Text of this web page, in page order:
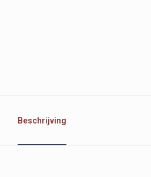
Beschrijving